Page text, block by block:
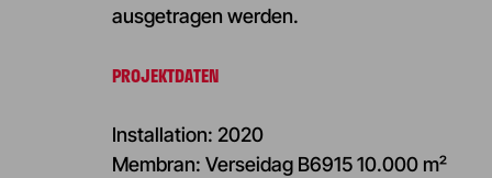
ausgetragen werden.
PROJEKTDATEN
Installation: 2020
Membran: Verseidag B6915 10.000 m²